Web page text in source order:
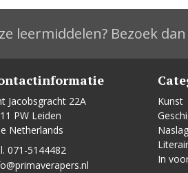
leermiddelen? Bezoek
Jacobsgracht 22A
PW Leiden
Netherlands
071-5144482
Kunst
In